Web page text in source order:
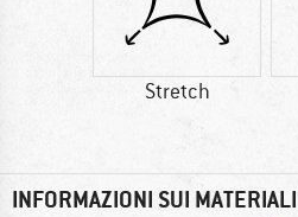
Stretch
INFORMAZIONI SUI